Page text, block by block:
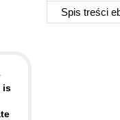
Spis treści
is